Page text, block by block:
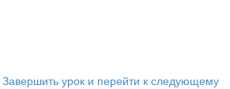
Завершить урок и перейти к следующему